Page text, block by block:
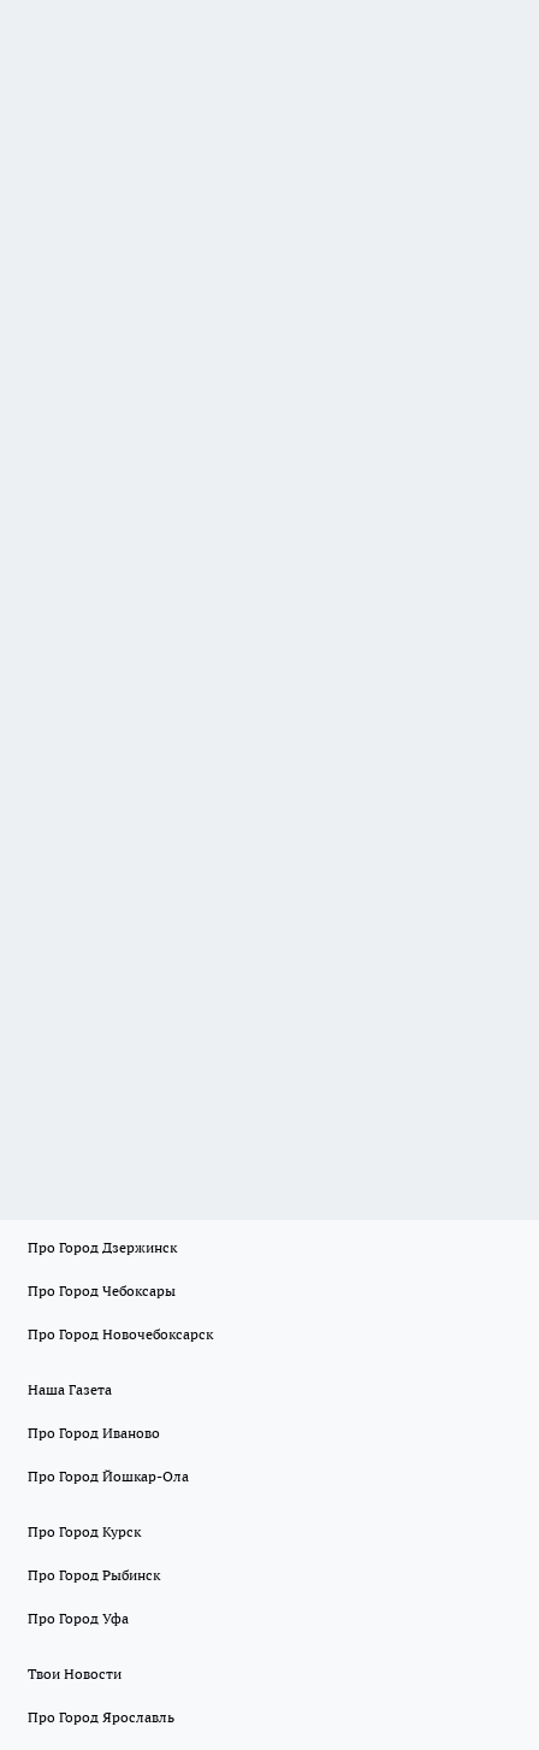
Про Город Дзержинск
Про Город Чебоксары
Про Город Новочебоксарск
Наша Газета
Про Город Иваново
Про Город Йошкар-Ола
Про Город Курск
Про Город Рыбинск
Про Город Уфа
Твои Новости
Про Город Ярославль